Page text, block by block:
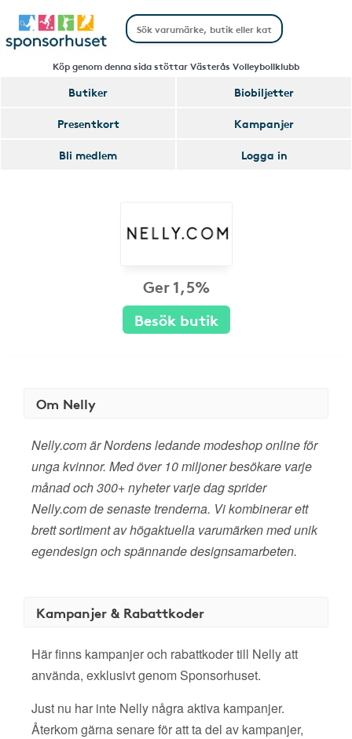
Köp genom denna sida stöttar Västerås Volleybollklubb
Butiker
Biobiljetter
Presentkort
Kampanjer
Bli medlem
Logga in
Ger 1,5%
Besök butik
Om Nelly
Nelly.com är Nordens ledande modeshop online för
unga kvinnor. Med över 10 miljoner besökare varje
månad och 300+ nyheter varje dag sprider
Nelly.com de senaste trenderna. Vi kombinerar ett
brett sortiment av högaktuella varumärken med unik
egendesign och spännande designsamarbeten.
Kampanjer & Rabattkoder
Här finns kampanjer och rabattkoder till Nelly att
använda, exklusivt genom Sponsorhuset.
Just nu har inte Nelly några aktiva kampanjer.
Återkom gärna senare för att ta del av kampanjer,